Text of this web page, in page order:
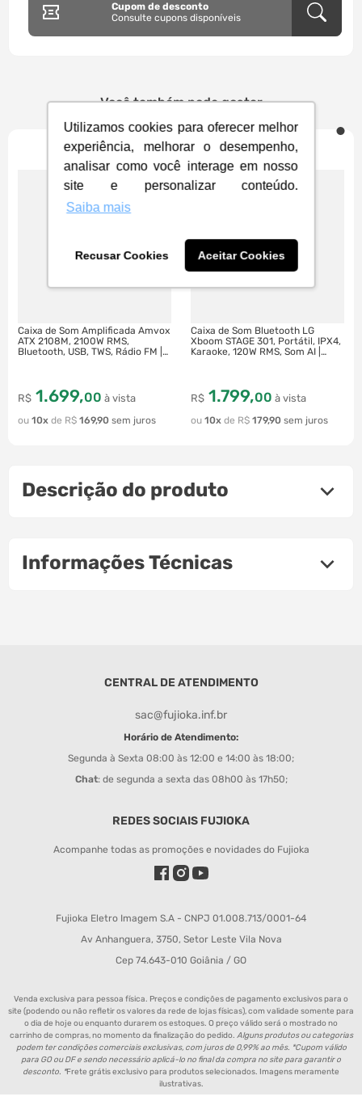
Utilizamos cookies para oferecer melhor
experiência, melhorar o desempenho,
analisar como você interage em nosso
site e personalizar conteúdo.
Saiba mais
Recusar Cookies Aceitar Cookies
Cupom de desconto
Consulte cupons disponíveis
Você também pode gostar
Caixa de Som Amplificada Amvox
ATX 2108M, 2100W RMS,
Bluetooth, USB, TWS, Rádio FM |
R$ 1.699,00 à vista
10 R$ 169,90
Caixa de Som Bluetooth LG
Xboom STAGE 301, Portátil, IPX4,
Karaoke, 120W RMS, Som AI |
R$ 1.799,00 à vista
10 R$ 179,90
Descrição do produto
Informações Técnicas
CENTRAL DE ATENDIMENTO
sac@fujioka.inf.br
Horário de Atendimento:
Segunda à Sexta 08:00 às 12:00 e 14:00 às 18:00;
Chat: de segunda a sexta das 08h00 às 17h50;
REDES SOCIAIS FUJIOKA
Acompanhe todas as promoções e novidades do Fujioka
Fujioka Eletro Imagem S.A - CNPJ 01.008.713/0001-64
Av Anhanguera, 3750, Setor Leste Vila Nova
Cep 74.643-010 Goiânia / GO
Venda exclusiva para pessoa física. Preços e condições de pagamento exclusivos para o
site (podendo ou não refletir os valores da rede de lojas físicas), com validade somente para
o dia de hoje ou enquanto durarem os estoques. O preço válido será o mostrado no
carrinho de compras, no momento da finalização do pedido. Alguns produtos ou categorias
podem ter condições comerciais exclusivas, com juros de 0,99% ao mês. *Cupom válido
para GO ou DF e sendo necessário aplicá-lo no final da compra no site para garantir o
desconto. *Frete grátis exclusivo para produtos selecionados. Imagens meramente
ilustrativas.